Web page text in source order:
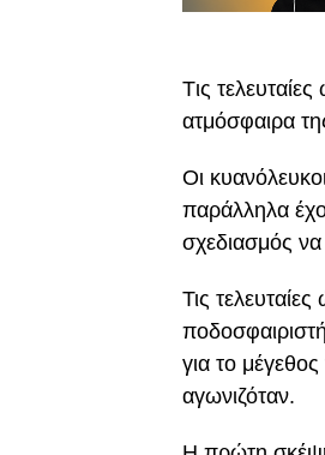
Tις
ατμόσφαιρα
Οι
παράλληλα
σχεδιασμός
Τις
για το
αγωνιζόταν.